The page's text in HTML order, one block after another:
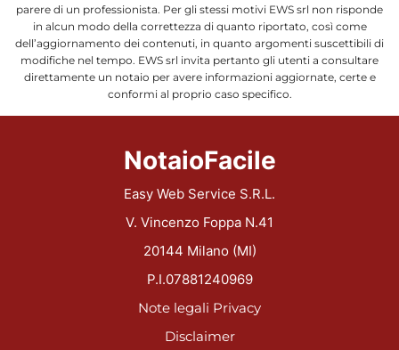
parere di un professionista. Per gli stessi motivi EWS srl non risponde
in alcun modo della correttezza di quanto riportato, così come
dell’aggiornamento dei contenuti, in quanto argomenti suscettibili di
modifiche nel tempo. EWS srl invita pertanto gli utenti a consultare
direttamente un notaio per avere informazioni aggiornate, certe e
conformi al proprio caso specifico.
NotaioFacile
Easy Web Service S.R.L.
V. Vincenzo Foppa N.41
20144 Milano (MI)
P.I.07881240969
Note legali Privacy
Disclaimer